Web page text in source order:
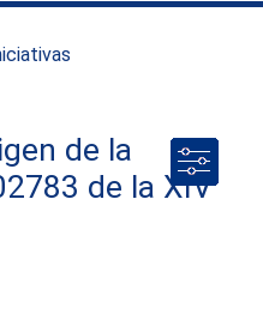
de la
de la XIV